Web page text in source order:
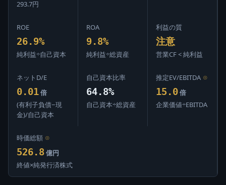
293.7円
ROE
26.9%
純利益÷自己資本
ROA
9.8%
純利益÷総資産
利益の質
注意
営業CF < 純利益
ネットD/E
0.01 倍
(有利子負債−現
金)/自己資本
自己資本比率
64.8%
自己資本÷総資産
推定EV/EBITDA ⊙
15.0 倍
企業価値÷EBITDA
時価総額 ⊙
526.8 億円
終値×純発行済株式